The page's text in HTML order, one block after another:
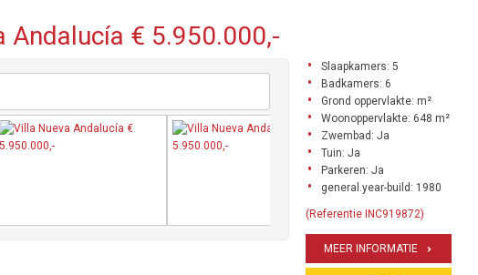
Andalucía € 5.950.000,-
Slaapkamers: 5
Badkamers: 6
Grond oppervlakte: m²
Woonoppervlakte: 648 m²
Zwembad: Ja
Tuin: Ja
Parkeren: Ja
general.year-build: 1980
(Referentie INC919872)
MEER INFORMATIE